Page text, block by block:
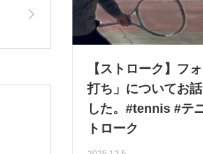
【ストローク】フ
打ち」についてお
した。#tennis #テ
トローク